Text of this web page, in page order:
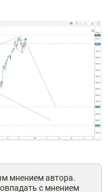
мнением автора.
с мнением